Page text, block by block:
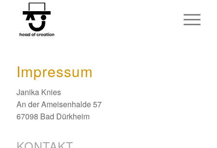
Impressum
Janika Knies
An der Ameisenhalde 57
67098 Bad Dürkheim